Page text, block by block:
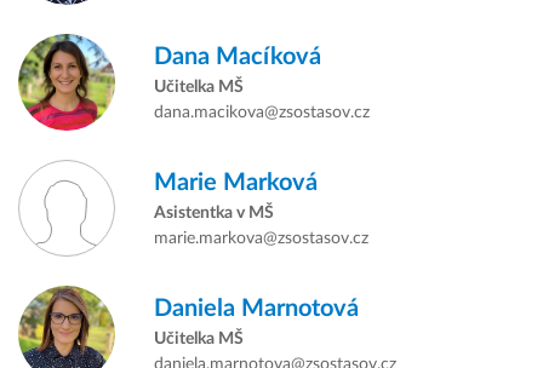
Dana Macíková
Učitelka MŠ
dana.macikova@zsostasov.cz
Marie Marková
Asistentka v MŠ
marie.markova@zsostasov.cz
Daniela Marnotová
Učitelka MŠ
daniela.marnotova@zsostasov.cz